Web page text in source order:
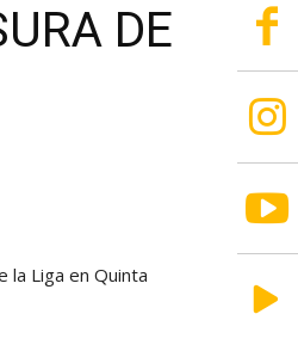
DE
la Liga en Quinta